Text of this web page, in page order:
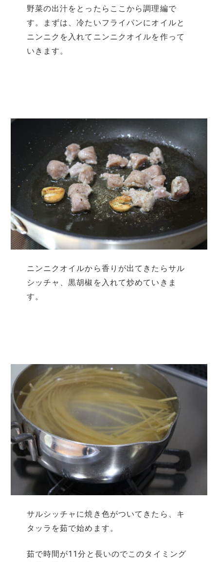
野菜の出汁をとったらここから調理編で
す。まずは、冷たいフライパンにオイルと
ニンニクを入れてニンニクオイルを作って
いきます。
ニンニクオイルから香りが出てきたらサル
シッチャ、黒胡椒を入れて炒めていきま
す。
サルシッチャに焼き色がついてきたら、キ
タッラを茹で始めます。
茹で時間が11分と長いのでこのタイミング